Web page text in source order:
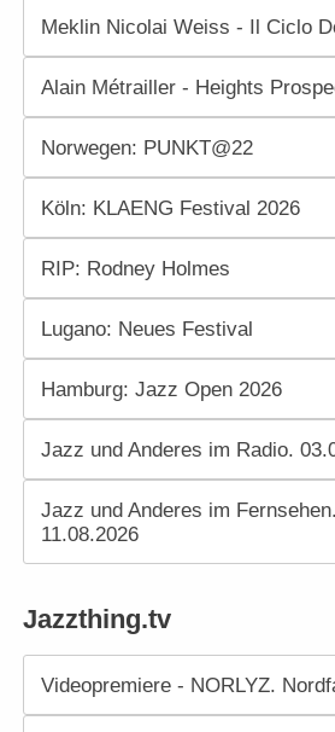
Meklin Nicolai Weiss - Il Ciclo
Alain Métrailler - Heights
Norwegen: PUNKT@22
Köln: KLAENG Festival 2026
RIP: Rodney Holmes
Lugano: Neues Festival
Hamburg: Jazz Open 2026
Jazz und Anderes im Radio.
Jazz und Anderes im
11.08.2026
Jazzthing.tv
Videopremiere - NORLYZ.